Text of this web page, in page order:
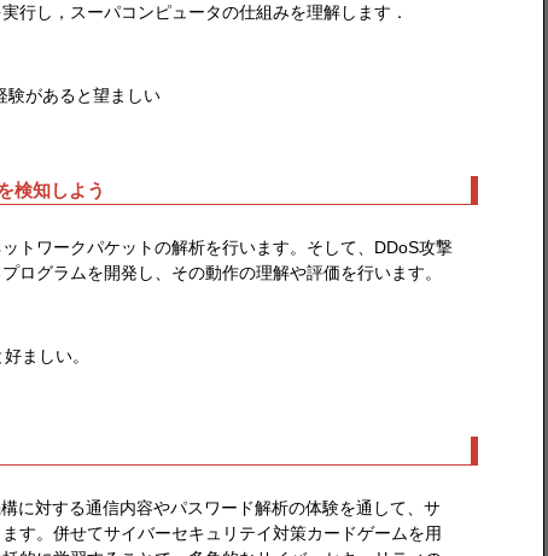
行し，スーパコンピュータの仕組みを理解します．
験があると望ましい
検知しよう
トワークパケットの解析を行います。そして、DDoS攻撃
ログラムを開発し、その動作の理解や評価を行います。
ましい。
に対する通信内容やパスワード解析の体験を通して、サ
す。併せてサイバーセキュリテイ対策カードゲームを用